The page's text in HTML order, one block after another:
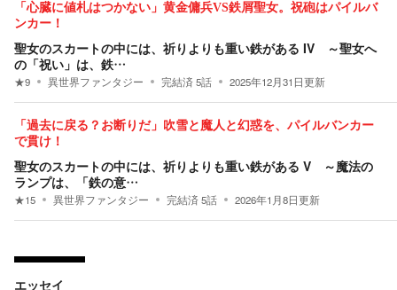
「心臓に値札はつかない」黄金傭兵VS鉄屑聖女。祝砲はパイルバ
ンカー！
聖女のスカートの中には、祈りよりも重い鉄がある IV ～聖女へ
の「祝い」は、鉄…
★9 異世界ファンタジー 完結済5話 2025年12月31日更新
「過去に戻る？お断りだ」吹雪と魔人と幻惑を、パイルバンカー
で貫け！
聖女のスカートの中には、祈りよりも重い鉄がある V ～魔法の
ランプは、「鉄の意…
★15 異世界ファンタジー 完結済5話 2026年1月8日更新
エッセイ